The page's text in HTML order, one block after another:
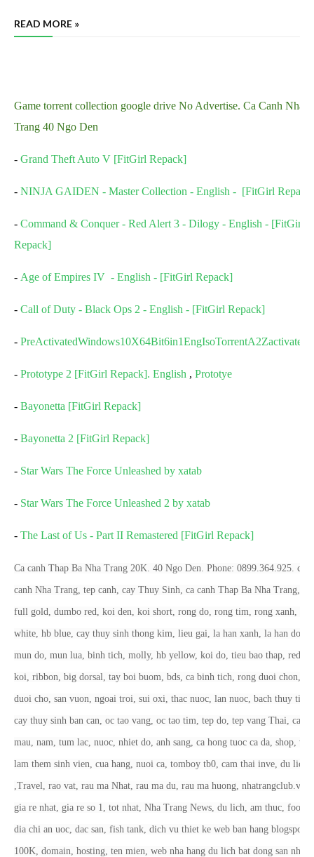
READ MORE »
Game torrent collection google drive No Advertise. Ca Canh Nha
Trang 40 Ngo Den
- Grand Theft Auto V [FitGirl Repack]
- NINJA GAIDEN - Master Collection - English - [FitGirl Repack]
- Command & Conquer - Red Alert 3 - Dilogy - English - [FitGirl
Repack]
- Age of Empires IV - English - [FitGirl Repack]
- Call of Duty - Black Ops 2 - English - [FitGirl Repack]
-
- Prototype 2 [FitGirl Repack]. English , Prototye
- Bayonetta [FitGirl Repack]
- Bayonetta 2 [FitGirl Repack]
- Star Wars The Force Unleashed by xatab
- Star Wars The Force Unleashed 2 by xatab
- The Last of Us - Part II Remastered [FitGirl Repack]
Ca canh Thap Ba Nha Trang 20K. 40 Ngo Den. Phone: 0899.364.925. ca
canh Nha Trang, tep canh, cay Thuy Sinh, ca canh Thap Ba Nha Trang,
full gold, dumbo red, koi den, koi short, rong do, rong tim, rong xanh, hb
white, hb blue, cay thuy sinh thong kim, lieu gai, la han xanh, la han do,
mun do, mun lua, binh tich, molly, hb yellow, koi do, tieu bao thap, red
koi, ribbon, big dorsal, tay boi buom, bds, ca binh tich, rong duoi chon,
duoi cho, san vuon, ngoai troi, sui oxi, thac nuoc, lan nuoc, bach thuy tien,
cay thuy sinh ban can, oc tao vang, oc tao tim, tep do, tep vang Thai, ca 7
mau, nam, tum lac, nuoc, nhiet do, anh sang, ca hong tuoc ca da, shop,
lam them sinh vien, cua hang, nuoi ca, tomboy tb0, cam thai inve, du lich
,Travel, rao vat, rau ma Nhat, rau ma du, rau ma huong, nhatrangclub.vn,
gia re nhat, gia re so 1, tot nhat, Nha Trang News, du lich, am thuc, food,
dia chi an uoc, dac san, fish tank, dich vu thiet ke web ban hang blogspot
100K, domain, hosting, ten mien, web nha hang du lich bat dong san nha